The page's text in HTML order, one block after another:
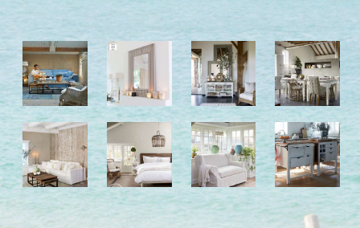
Legendäre Strandbars
DOs and DON`Ts
Dinner with friends
I love my dog!
Wusstet Ihr schon?
Behind the scenes...
Enjoy!